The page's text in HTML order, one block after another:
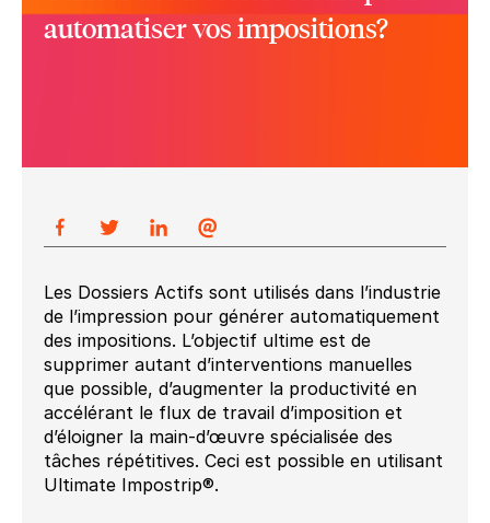
automatiser vos impositions?
Les Dossiers Actifs sont utilisés dans l’industrie
de l’impression pour générer automatiquement
des impositions. L’objectif ultime est de
supprimer autant d’interventions manuelles
que possible, d’augmenter la productivité en
accélérant le flux de travail d’imposition et
d’éloigner la main-d’œuvre spécialisée des
tâches répétitives. Ceci est possible en utilisant
Ultimate Impostrip®.